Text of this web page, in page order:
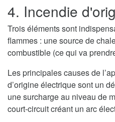
4. Incendie
Trois éléments sont
flammes : une source de
combustible (ce qui va
Les principales causes de
d’origine électrique sont un
une surcharge au niveau de
court-circuit créant un arc